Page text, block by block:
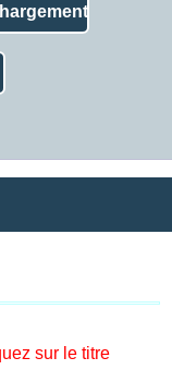
sur le titre